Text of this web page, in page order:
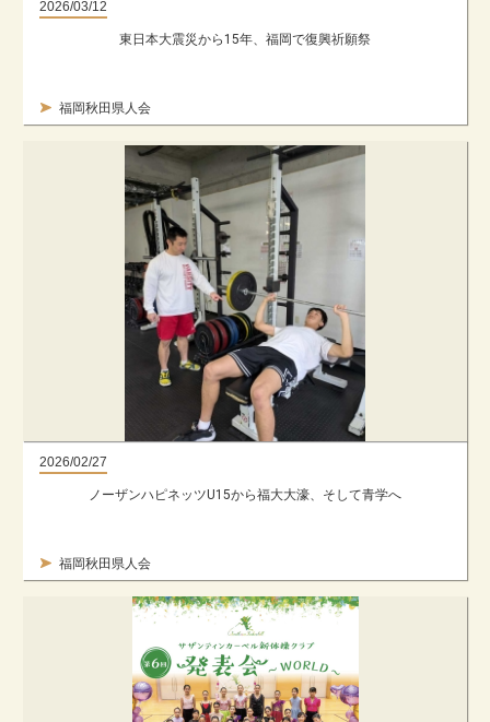
2026/03/12
福岡秋田県人会
東日本大震災から15年、福岡で復興祈願祭
2026/02/27
福岡秋田県人会
ノーザンハピネッツU15から福大大濠、そして青学へ